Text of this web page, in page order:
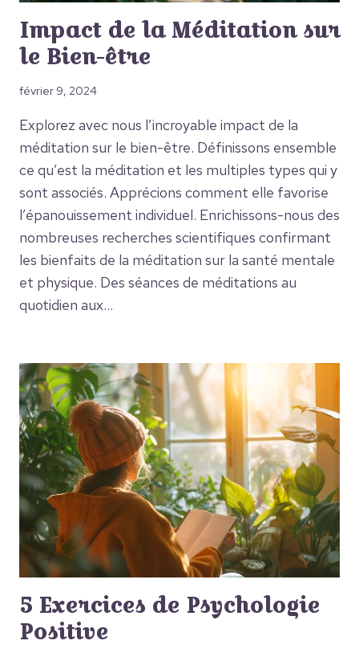
Impact de la Méditation sur
le Bien-être
février 9, 2024
Explorez avec nous l’incroyable impact de la
méditation sur le bien-être. Définissons ensemble
ce qu’est la méditation et les multiples types qui y
sont associés. Apprécions comment elle favorise
l’épanouissement individuel. Enrichissons-nous des
nombreuses recherches scientifiques confirmant
les bienfaits de la méditation sur la santé mentale
et physique. Des séances de méditations au
quotidien aux…
5 Exercices de Psychologie
Positive